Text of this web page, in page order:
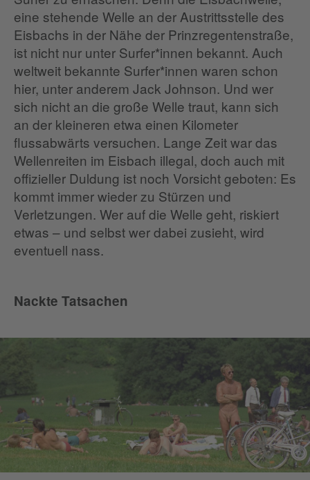
eine stehende Welle an der Austrittsstelle des
Eisbachs in der Nähe der Prinzregentenstraße,
ist nicht nur unter Surfer*innen bekannt. Auch
weltweit bekannte Surfer*innen waren schon
hier, unter anderem Jack Johnson. Und wer
sich nicht an die große Welle traut, kann sich
an der kleineren etwa einen Kilometer
flussabwärts versuchen. Lange Zeit war das
Wellenreiten im Eisbach illegal, doch auch mit
offizieller Duldung ist noch Vorsicht geboten: Es
kommt immer wieder zu Stürzen und
Verletzungen. Wer auf die Welle geht, riskiert
etwas – und selbst wer dabei zusieht, wird
eventuell nass.
Nackte Tatsachen